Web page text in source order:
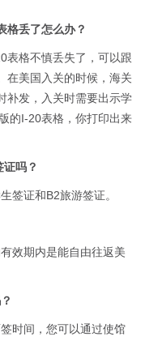
格丢了怎么办？
表格不慎丢失了，可以跟
在美国入关的时候，海关
补发，入关时需要出示学
的I-20表格，你打印出来
吗？
签证和B2旅游签证。
效期内是能自由往返美
时间，您可以通过使馆